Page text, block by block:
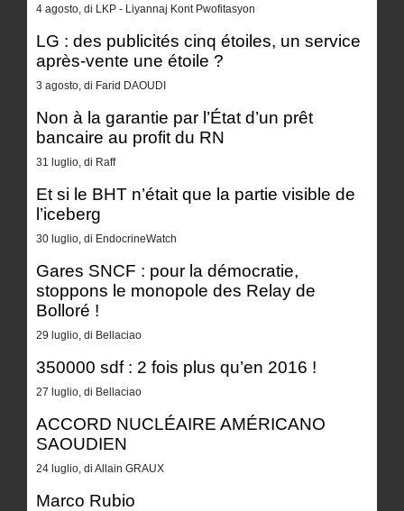
4 agosto, di LKP - Liyannaj Kont Pwofitasyon
LG : des publicités cinq étoiles, un service
après-vente une étoile ?
3 agosto, di Farid DAOUDI
Non à la garantie par l’État d’un prêt
bancaire au profit du RN
31 luglio, di Raff
Et si le BHT n’était que la partie visible de
l’iceberg
30 luglio, di EndocrineWatch
Gares SNCF : pour la démocratie,
stoppons le monopole des Relay de
Bolloré !
29 luglio, di Bellaciao
350000 sdf : 2 fois plus qu’en 2016 !
27 luglio, di Bellaciao
ACCORD NUCLÉAIRE AMÉRICANO
SAOUDIEN
24 luglio, di Allain GRAUX
Marco Rubio